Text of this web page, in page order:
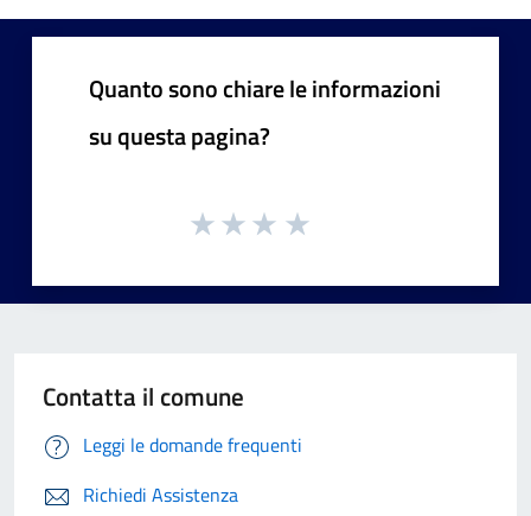
Quanto sono chiare le informazioni
su questa pagina?
Contatta il comune
Leggi le domande frequenti
Richiedi Assistenza